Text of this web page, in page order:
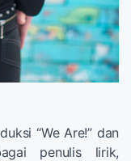
“We Are!” dan
penulis lirik,